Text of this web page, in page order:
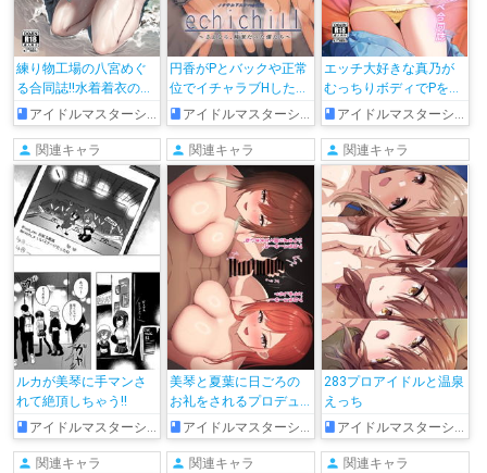
練り物工場の八宮めぐ
る合同誌!!水着着衣のま
まトイレでハメたりバ
ニー衣装で中出しSEXし
たり…
アイドルマスターシャイニーカラーズ
円香がPとバックや正常
位でイチャラブHした
り、水着を着て透と撮
影しながら3Pしたり…♡
アイドルマスターシャイニーカラーズ
エッチ大好きな真乃が
むっちりボディでPを騎
乗位搾精しちゃった
り、陥没乳首をほじっ
てディルドオナニーす
る動画を送りつけちゃ
う合同本!!
アイドルマスターシャイニーカラーズ
関連キャラ
ルカが美琴に手マンさ
れて絶頂しちゃう!!
アイドルマスターシャイニーカラーズ
関連キャラ
美琴と夏葉に日ごろの
お礼をされるプロデュ
ーサー
アイドルマスターシャイニーカラーズ
関連キャラ
283プロアイドルと温泉
えっち
アイドルマスターシャイニーカラーズ
関連キャラ 関連キャラ 関連キャラ